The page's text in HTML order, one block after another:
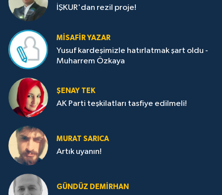
İŞKUR'dan rezil proje!
MISAFIR YAZAR
Yusuf kardeşimizle hatırlatmak şart oldu -
Muharrem Özkaya
ŞENAY TEK
AK Parti teşkilatları tasfiye edilmeli!
MURAT SARICA
Artık uyanın!
GÜNDÜZ DEMIRHAN